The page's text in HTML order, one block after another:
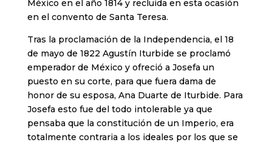
México en el año 1814 y recluida en esta ocasión
en el convento de Santa Teresa.
Tras la proclamación de la Independencia, el 18
de mayo de 1822 Agustín Iturbide se proclamó
emperador de México y ofreció a Josefa un
puesto en su corte, para que fuera dama de
honor de su esposa, Ana Duarte de Iturbide. Para
Josefa esto fue del todo intolerable ya que
pensaba que la constitución de un Imperio, era
totalmente contraria a los ideales por los que se